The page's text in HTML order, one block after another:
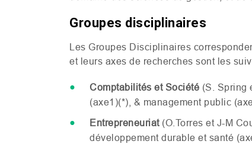
Groupes disciplinaires
Les Groupes Disciplinaires
et leurs axes de recherches sont les
Comptabilités et Société (S. Spring
(axe1)(*), & management public
Entrepreneuriat(O.Torres et J-M
développement durable et santé